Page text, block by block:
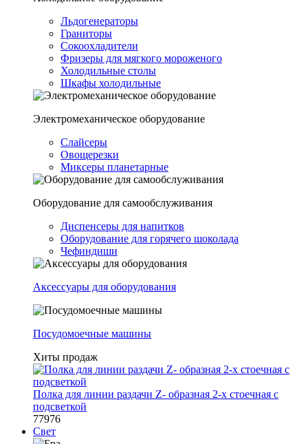
Льдогенераторы
Граниторы
Сокоохладители
Фризеры для мягкого мороженого
Холодильные столы
Шкафы холодильные
Электромеханическое оборудование
Слайсеры
Овощерезки
Миксеры планетарные
Оборудование для самообслуживания
Диспенсеры для напитков
Оборудование для горячего шоколада
Чефиндиши
Аксессуары для оборудования
Посудомоечные машины
Хиты продаж
Полка для линии раздачи Z- образная 2-х стоечная с
подсветкой
77976
Свет